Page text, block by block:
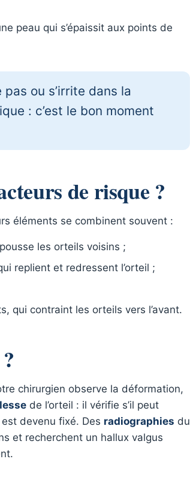
peau qui s’épaissit aux points de
ou s’irrite dans la
: c’est le bon moment
de risque ?
éléments se combinent souvent :
les orteils voisins ;
replient et redressent l’orteil ;
qui contraint les orteils vers l’avant.
chirurgien observe la déformation,
de l’orteil : il vérifie s’il peut
devenu fixé. Des radiographies du
et recherchent un hallux valgus